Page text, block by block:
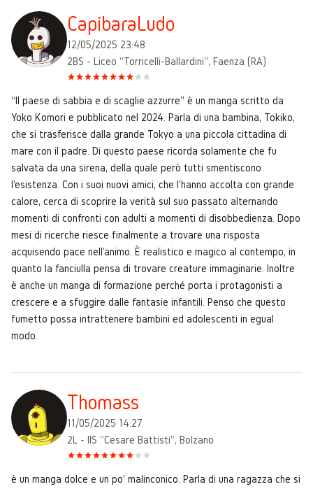
CapibaraLudo
12/05/2025 23:48
2BS - Liceo "Torricelli-Ballardini", Faenza (RA)
“Il paese di sabbia e di scaglie azzurre” è un manga scritto da
Yoko Komori e pubblicato nel 2024. Parla di una bambina, Tokiko,
che si trasferisce dalla grande Tokyo a una piccola cittadina di
mare con il padre. Di questo paese ricorda solamente che fu
salvata da una sirena, della quale però tutti smentiscono
l'esistenza. Con i suoi nuovi amici, che l'hanno accolta con grande
calore, cerca di scoprire la verità sul suo passato alternando
momenti di confronti con adulti a momenti di disobbedienza. Dopo
mesi di ricerche riesce finalmente a trovare una risposta
acquisendo pace nell'animo. È realistico e magico al contempo, in
quanto la fanciulla pensa di trovare creature immaginarie. Inoltre
è anche un manga di formazione perché porta i protagonisti a
crescere e a sfuggire dalle fantasie infantili. Penso che questo
fumetto possa intrattenere bambini ed adolescenti in egual
modo.
Thomass
11/05/2025 14:27
2L - IIS "Cesare Battisti", Bolzano
è un manga dolce e un po' malinconico. Parla di una ragazza che si